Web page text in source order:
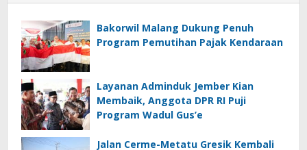
Bakorwil Malang Dukung Penuh
Program Pemutihan Pajak Kendaraan
Layanan Adminduk Jember Kian
Membaik, Anggota DPR RI Puji
Program Wadul Gus’e
Jalan Cerme-Metatu Gresik Kembali